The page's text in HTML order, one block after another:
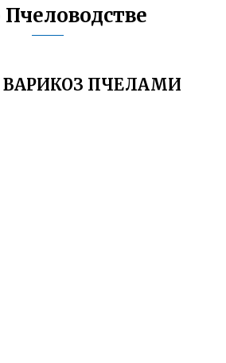
Пчеловодстве
ВАРИКОЗ ПЧЕЛАМИ